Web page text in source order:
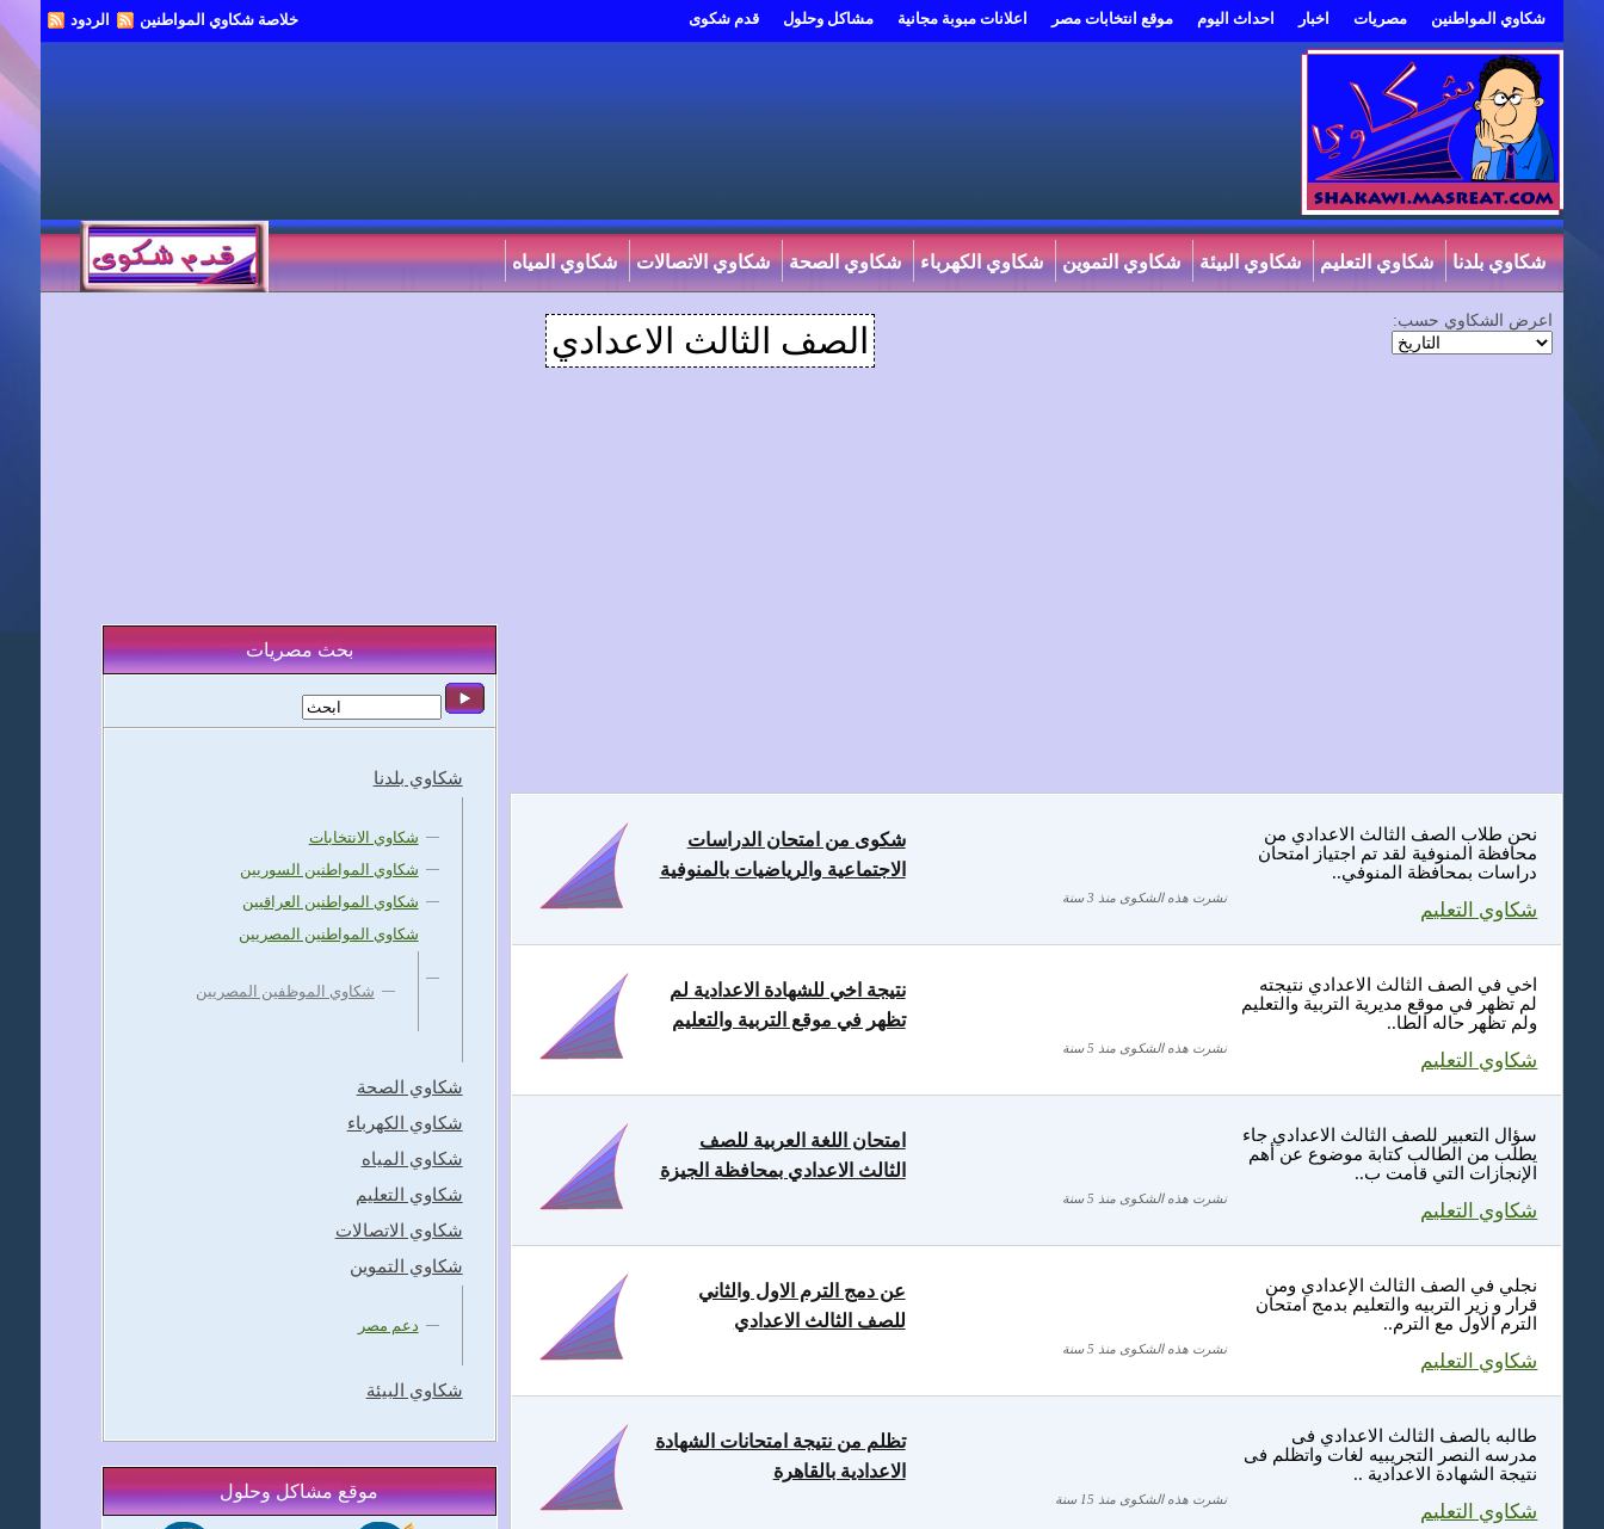
شكاوي المواطنين مصريات اخبار احداث اليوم موقع انتخابات مصر اعلانات مبوبة مجانية مشاكل وحلول قدم شكوى خلاصة شكاوي المواطنين الردود
شكاوي بلدنا شكاوي التعليم شكاوي البيئة شكاوي التموين شكاوي الكهرباء شكاوي الصحة شكاوي الاتصالات شكاوي المياه
الصف الثالث الاعدادي
اعرض الشكاوي حسب:
نحن طلاب الصف الثالث الاعدادي من
محافظة المنوفية لقد تم اجتياز امتحان
دراسات بمحافظة المنوفي..
شكاوي التعليم
شكوى من امتحان الدراسات
الاجتماعية والرياضيات بالمنوفية
نشرت هذه الشكوى منذ 3 سنة
اخي في الصف الثالث الاعدادي نتيجته
لم تظهر في موقع مديرية التربية والتعليم
ولم تظهر حاله الطا..
شكاوي التعليم
نتيجة اخي للشهادة الاعدادية لم
تظهر في موقع التربية والتعليم
نشرت هذه الشكوى منذ 5 سنة
سؤال التعبير للصف الثالث الاعدادي جاء
يطلب من الطالب كتابة موضوع عن أهم
الإنجازات التي قامت ب..
شكاوي التعليم
امتحان اللغة العربية للصف
الثالث الاعدادي بمحافظة الجيزة
نشرت هذه الشكوى منذ 5 سنة
نجلي في الصف الثالث الإعدادي ومن
قرار و زير التربيه والتعليم بدمج امتحان
الترم الاول مع الترم..
شكاوي التعليم
عن دمج الترم الاول والثاني
للصف الثالث الاعدادي
نشرت هذه الشكوى منذ 5 سنة
طالبه بالصف الثالث الاعدادي فى
مدرسه النصر التجريبيه لغات واتظلم فى
نتيجة الشهادة الاعدادية ..
شكاوي التعليم
تظلم من نتيجة امتحانات الشهادة
الاعدادية بالقاهرة
نشرت هذه الشكوى منذ 15 سنة
بحث مصريات
شكاوي بلدنا
شكاوي الانتخابات
شكاوي المواطنين السوريين
شكاوي المواطنين العراقيين
شكاوي المواطنين المصريين
شكاوي الموظفين المصريين
شكاوي الصحة
شكاوي الكهرباء
شكاوي المياه
شكاوي التعليم
شكاوي الاتصالات
شكاوي التموين
دعم مصر
شكاوي البيئة
موقع مشاكل وحلول